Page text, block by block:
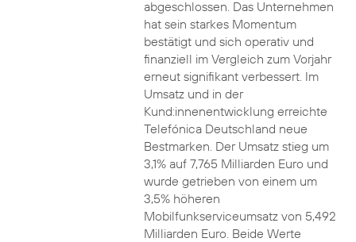
abgeschlossen. Das Unternehmen
hat sein starkes Momentum
bestätigt und sich operativ und
finanziell im Vergleich zum Vorjahr
erneut signifikant verbessert. Im
Umsatz und in der
Kund:innenentwicklung erreichte
Telefónica Deutschland neue
Bestmarken. Der Umsatz stieg um
3,1% auf 7,765 Milliarden Euro und
wurde getrieben von einem um
3,5% höheren
Mobilfunkserviceumsatz von 5,492
Milliarden Euro. Beide Werte